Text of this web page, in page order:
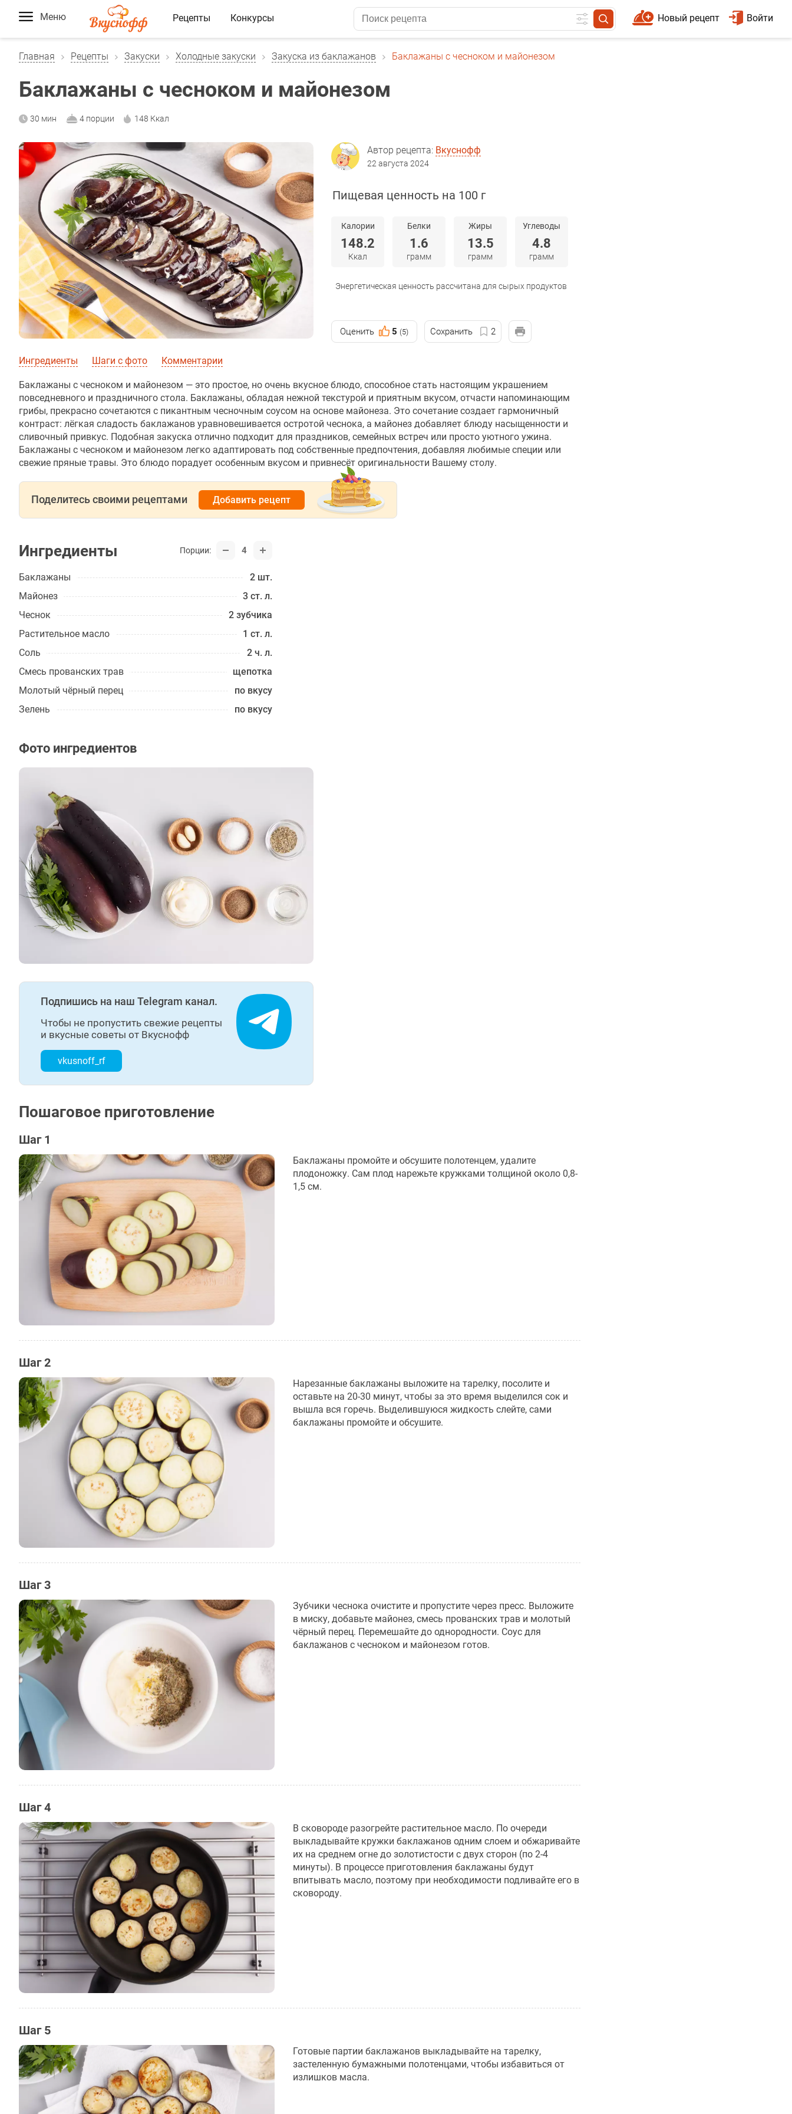
Меню Рецепты Конкурсы Войти
Новый рецепт
Главная Рецепты Закуски Холодные закуски Закуска из баклажанов Баклажаны с чесноком и майонезом
Баклажаны с чесноком и майонезом
30 мин 4 порции 148 Ккал
Автор рецепта: Вкуснофф
22 августа 2024
Пищевая ценность на 100 г
Калории
148.2
Ккал
Белки
1.6
грамм
Жиры
13.5
грамм
Углеводы
4.8
грамм
Энергетическая ценность рассчитана для сырых продуктов
Оценить 5 (5) Сохранить 2
Ингредиенты Шаги с фото Комментарии
Баклажаны с чесноком и майонезом — это простое, но очень вкусное блюдо, способное стать настоящим украшением
повседневного и праздничного стола. Баклажаны, обладая нежной текстурой и приятным вкусом, отчасти напоминающим
грибы, прекрасно сочетаются с пикантным чесночным соусом на основе майонеза. Это сочетание создает гармоничный
контраст: лёгкая сладость баклажанов уравновешивается остротой чеснока, а майонез добавляет блюду насыщенности и
сливочный привкус. Подобная закуска отлично подходит для праздников, семейных встреч или просто уютного ужина.
Баклажаны с чесноком и майонезом легко адаптировать под собственные предпочтения, добавляя любимые специи или
свежие пряные травы. Это блюдо порадует особенным вкусом и привнесёт оригинальности Вашему столу.
Поделитесь своими рецептами Добавить рецепт
Ингредиенты Порции: 4
Баклажаны
2 шт.
Майонез
3 ст. л.
Чеснок
2 зубчика
Растительное масло
1 ст. л.
Соль
2 ч. л.
Смесь прованских трав
щепотка
Молотый чёрный перец
по вкусу
Зелень
по вкусу
Фото ингредиентов
Подпишись на наш Telegram канал.
Чтобы не пропустить свежие рецепты
и вкусные советы от Вкуснофф
vkusnoff_rf
Пошаговое приготовление
Шаг 1
Баклажаны промойте и обсушите полотенцем, удалите
плодоножку. Сам плод нарежьте кружками толщиной около 0,8-
1,5 см.
Шаг 2
Нарезанные баклажаны выложите на тарелку, посолите и
оставьте на 20-30 минут, чтобы за это время выделился сок и
вышла вся горечь. Выделившуюся жидкость слейте, сами
баклажаны промойте и обсушите.
Шаг 3
Зубчики чеснока очистите и пропустите через пресс. Выложите
в миску, добавьте майонез, смесь прованских трав и молотый
чёрный перец. Перемешайте до однородности. Соус для
баклажанов с чесноком и майонезом готов.
Шаг 4
В сковороде разогрейте растительное масло. По очереди
выкладывайте кружки баклажанов одним слоем и обжаривайте
их на среднем огне до золотистости с двух сторон (по 2-4
минуты). В процессе приготовления баклажаны будут
впитывать масло, поэтому при необходимости подливайте его в
сковороду.
Шаг 5
Готовые партии баклажанов выкладывайте на тарелку,
застеленную бумажными полотенцами, чтобы избавиться от
излишков масла.